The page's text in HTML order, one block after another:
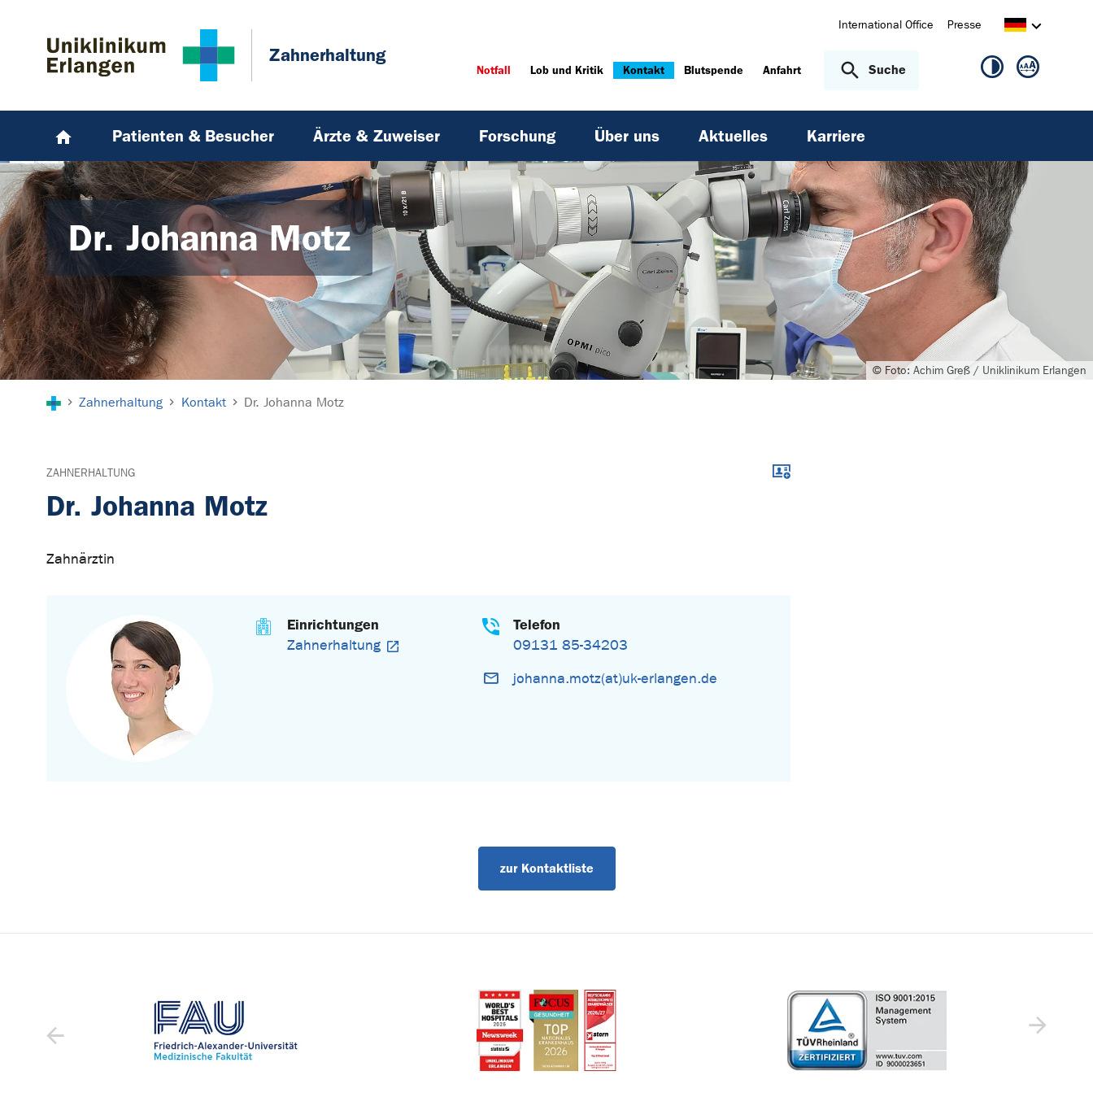
Zahnerhaltung
International Office Presse
Notfall Lob und Kritik Kontakt Blutspende Anfahrt Suche
Patienten & Besucher Ärzte & Zuweiser Forschung Über uns Aktuelles Karriere
© Foto: Achim Greß / Uniklinikum Erlangen
Dr. Johanna Motz
Zahnerhaltung Kontakt Dr. Johanna Motz
ZAHNERHALTUNG
Dr. Johanna Motz
Zahnärztin
Download im .vcf-Format
Einrichtungen
Zahnerhaltung
Telefon
09131 85-34203
johanna.motz(at)uk-erlangen.de
zur Kontaktliste